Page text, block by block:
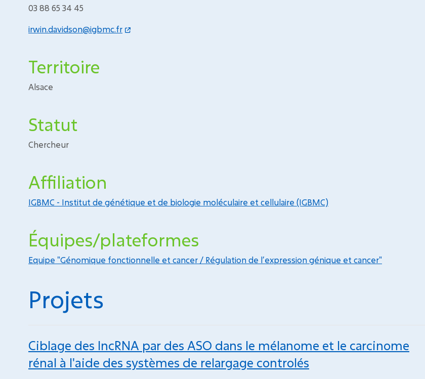
03 88 65 34 45
irwin.davidson@igbmc.fr
Territoire
Alsace
Statut
Chercheur
Affiliation
IGBMC - Institut de génétique et de biologie moléculaire et cellulaire (IGBMC)
Équipes/plateformes
Equipe "Génomique fonctionnelle et cancer / Régulation de l’expression génique et cancer"
Projets
Ciblage des lncRNA par des ASO dans le mélanome et le carcinome
rénal à l'aide des systèmes de relargage controlés